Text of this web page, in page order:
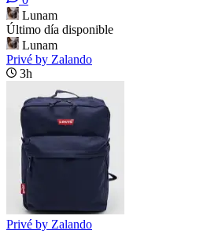
Lunam
Último día disponible
Lunam
Privé by Zalando
3h
Privé by Zalando